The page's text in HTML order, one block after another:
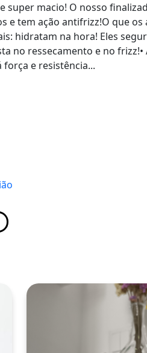
super macio! O nosso
e tem ação antifrizz!O que os
hidratam na hora! Eles
no ressecamento e no frizz!•
e resistência...